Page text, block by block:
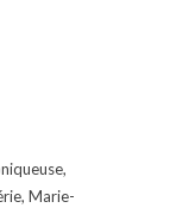
Marie-